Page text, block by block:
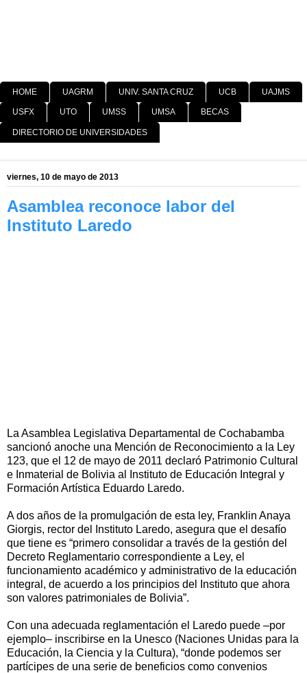
HOME UAGRM UNIV. SANTA CRUZ UCB UAJMS
USFX UTO UMSS UMSA BECAS
DIRECTORIO DE UNIVERSIDADES
viernes, 10 de mayo de 2013
Asamblea reconoce labor del
Instituto Laredo
La Asamblea Legislativa Departamental de Cochabamba
sancionó anoche una Mención de Reconocimiento a la Ley
123, que el 12 de mayo de 2011 declaró Patrimonio Cultural
e Inmaterial de Bolivia al Instituto de Educación Integral y
Formación Artística Eduardo Laredo.
A dos años de la promulgación de esta ley, Franklin Anaya
Giorgis, rector del Instituto Laredo, asegura que el desafío
que tiene es “primero consolidar a través de la gestión del
Decreto Reglamentario correspondiente a Ley, el
funcionamiento académico y administrativo de la educación
integral, de acuerdo a los principios del Instituto que ahora
son valores patrimoniales de Bolivia”.
Con una adecuada reglamentación el Laredo puede –por
ejemplo– inscribirse en la Unesco (Naciones Unidas para la
Educación, la Ciencia y la Cultura), “donde podemos ser
partícipes de una serie de beneficios como convenios